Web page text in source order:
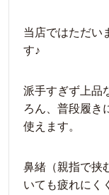
当店ではただい
す♪
派手すぎず上品
ろん、普段履き
使えます。
鼻緒（親指で挟
いても疲れにく